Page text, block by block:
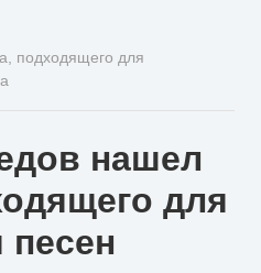
подходящего для
нашел
для
песен